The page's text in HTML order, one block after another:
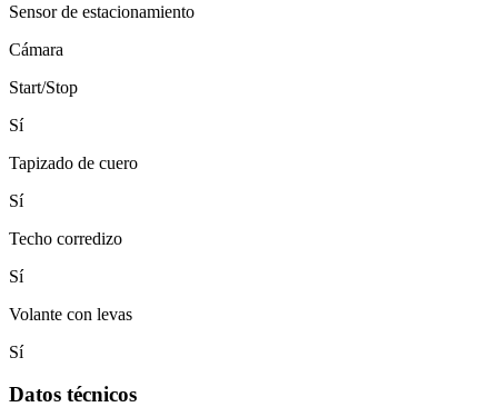
Sensor de estacionamiento
Cámara
Start/Stop
Sí
Tapizado de cuero
Sí
Techo corredizo
Sí
Volante con levas
Sí
Datos técnicos